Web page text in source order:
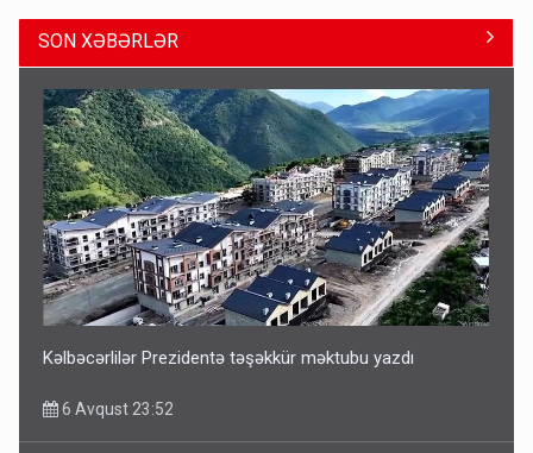
ŞOK! David Seliverstov ölkədən qaçdı
6 Avqust 14:14
SON XƏBƏRLƏR
Kəlbəcərlilər Prezidentə təşəkkür məktubu yazdı
6 Avqust 23:52